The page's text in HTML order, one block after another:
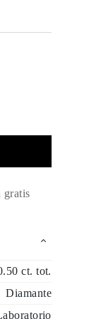
gratis
ct. tot.
Diamante